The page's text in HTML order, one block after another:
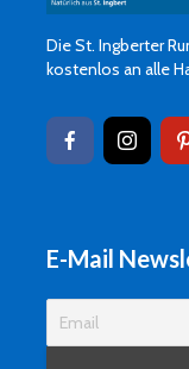
Die St. Ingberter
kostenlos an alle
E-Mail